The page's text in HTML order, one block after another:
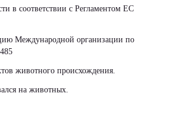
в соответствии с Регламентом ЕС
Международной организации по
животного происхождения.
на животных.